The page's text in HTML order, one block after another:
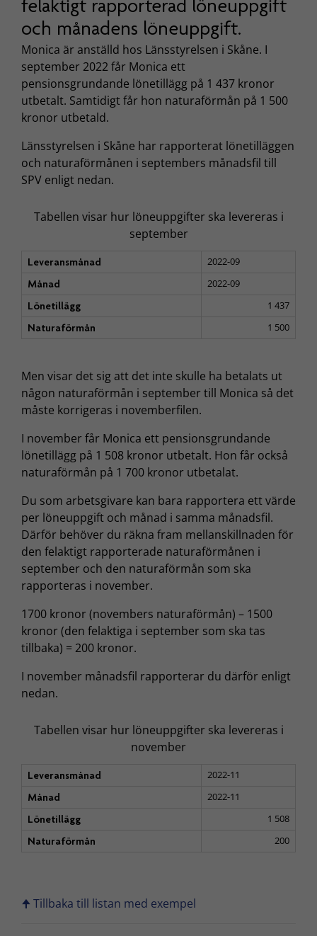
felaktigt rapporterad löneuppgift
och månadens löneuppgift.
Monica är anställd hos Länsstyrelsen i Skåne. I
september 2022 får Monica ett
pensionsgrundande lönetillägg på 1 437 kronor
utbetalt. Samtidigt får hon naturaförmån på 1 500
kronor utbetald.
Länsstyrelsen i Skåne har rapporterat lönetilläggen
och naturaförmånen i septembers månadsfil till
SPV enligt nedan.
Tabellen visar hur löneuppgifter ska levereras i
september
Leveransmånad
2022-09
Månad
2022-09
Lönetillägg
1 437
Naturaförmån
1 500
Men visar det sig att det inte skulle ha betalats ut
någon naturaförmån i september till Monica så det
måste korrigeras i novemberfilen.
I november får Monica ett pensionsgrundande
lönetillägg på 1 508 kronor utbetalt. Hon får också
naturaförmån på 1 700 kronor utbetalat.
Du som arbetsgivare kan bara rapportera ett värde
per löneuppgift och månad i samma månadsfil.
Därför behöver du räkna fram mellanskillnaden för
den felaktigt rapporterade naturaförmånen i
september och den naturaförmån som ska
rapporteras i november.
1700 kronor (novembers naturaförmån) – 1500
kronor (den felaktiga i september som ska tas
tillbaka) = 200 kronor.
I november månadsfil rapporterar du därför enligt
nedan.
Tabellen visar hur löneuppgifter ska levereras i
november
Leveransmånad
2022-11
Månad
2022-11
Lönetillägg
1 508
Naturaförmån
200
🠉 Tillbaka till listan med exempel